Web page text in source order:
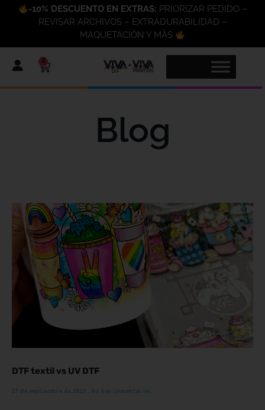
-10% DESCUENTO EN EXTRAS: PRIORIZAR PEDIDO –
REVISAR ARCHIVOS – EXTRADURABILIDAD –
MAQUETACIÓN Y MÁS
0
Blog
DTF textil vs UV DTF
27 de septiembre de 2023 No hay comentarios